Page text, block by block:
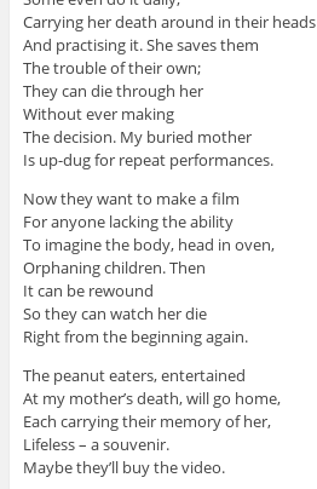
Carrying her death around in their heads
And practising it. She saves them
The trouble of their own;
They can die through her
Without ever making
The decision. My buried mother
Is up-dug for repeat performances.
Now they want to make a film
For anyone lacking the ability
To imagine the body, head in oven,
Orphaning children. Then
It can be rewound
So they can watch her die
Right from the beginning again.
The peanut eaters, entertained
At my mother’s death, will go home,
Each carrying their memory of her,
Lifeless – a souvenir.
Maybe they’ll buy the video.